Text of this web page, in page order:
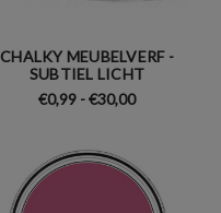
CHALKY MEUBELVERF -
SUBTIEL LICHT
€0,99 - €30,00